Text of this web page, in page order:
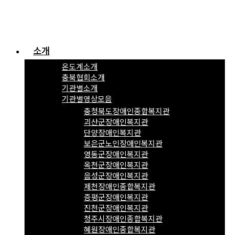
소개
온도계소개
충북협회소개
기관별소개
기관별영상모음
충청북도장애인종합복지관
괴산군장애인복지관
단양장애인복지관
보은군노인장애인복지관
영동군장애인복지관
옥천군장애인복지관
음성군장애인복지관
제천장애인종합복지관
증평군장애인복지관
진천군장애인복지관
청주시장애인종합복지관
혜원장애인종합복지관